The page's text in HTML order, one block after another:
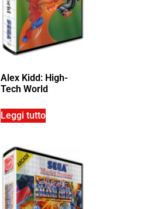
Alex Kidd: High-
Tech World
Leggi tutto